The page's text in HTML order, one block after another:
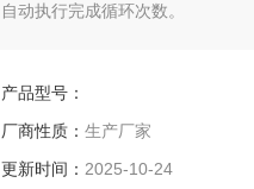
自动执行完成循环次数。
产品型号：
厂商性质： 生产厂家
更新时间： 2025-10-24